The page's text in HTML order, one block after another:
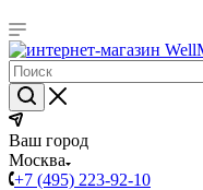
Ваш город
Москва
+7 (495) 223-92-10